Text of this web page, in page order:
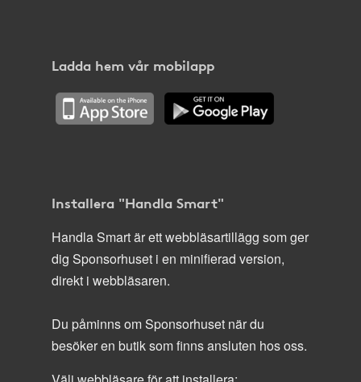
Ladda hem vår mobilapp
Installera "Handla Smart"
Handla Smart är ett webbläsartillägg som ger
dig Sponsorhuset i en minifierad version,
direkt i webbläsaren.
Du påminns om Sponsorhuset när du
besöker en butik som finns ansluten hos oss.